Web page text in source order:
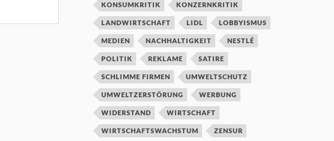
KONSUMKRITIK KONZERNKRITIK
LANDWIRTSCHAFT LIDL LOBBYISMUS
MEDIEN NACHHALTIGKEIT NESTLÉ
POLITIK REKLAME SATIRE
SCHLIMME FIRMEN UMWELTSCHUTZ
UMWELTZERSTÖRUNG WERBUNG
WIDERSTAND WIRTSCHAFT
WIRTSCHAFTSWACHSTUM ZENSUR